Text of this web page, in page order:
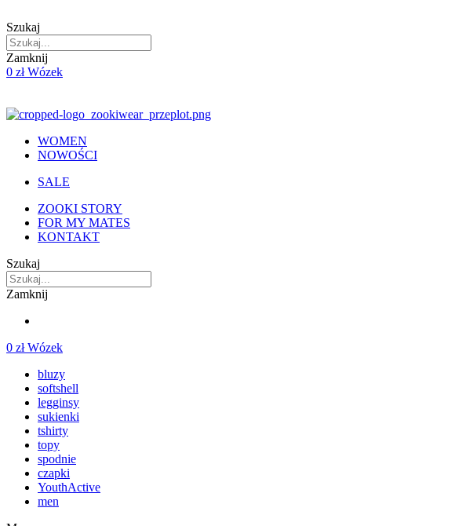
to
content
Szukaj
Zamknij
0 zł Wózek
WOMEN
NOWOŚCI
SALE
ZOOKI STORY
FOR MY MATES
KONTAKT
Szukaj
Zamknij
0 zł Wózek
bluzy
softshell
legginsy
sukienki
tshirty
topy
spodnie
czapki
YouthActive
men